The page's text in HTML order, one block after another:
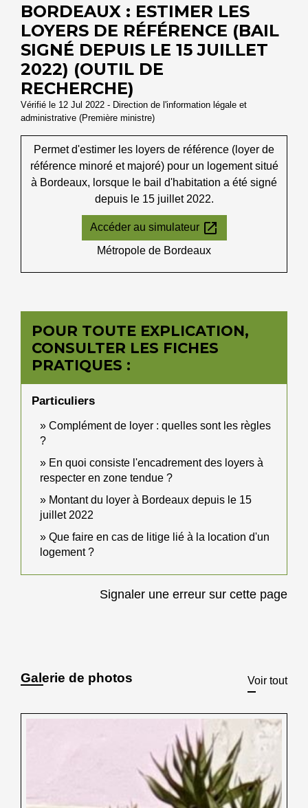
BORDEAUX : ESTIMER LES
LOYERS DE RÉFÉRENCE (BAIL
SIGNÉ DEPUIS LE 15 JUILLET
2022) (OUTIL DE
RECHERCHE)
Vérifié le 12 Jul 2022 - Direction de l'information légale et
administrative (Première ministre)
Permet d'estimer les loyers de référence (loyer de
référence minoré et majoré) pour un logement situé
à Bordeaux, lorsque le bail d'habitation a été signé
depuis le 15 juillet 2022.
Accéder au simulateur open_in_new
Métropole de Bordeaux
POUR TOUTE EXPLICATION,
CONSULTER LES FICHES
PRATIQUES :
Particuliers
Complément de loyer : quelles sont les règles
?
En quoi consiste l'encadrement des loyers à
respecter en zone tendue ?
Montant du loyer à Bordeaux depuis le 15
juillet 2022
Que faire en cas de litige lié à la location d'un
logement ?
Signaler une erreur sur cette page
Galerie de photos Voir tout